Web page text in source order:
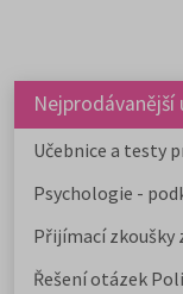
Nejprodávanější
Učebnice a testy
Psychologie -
Přijímací zkoušky
Řešení otázek